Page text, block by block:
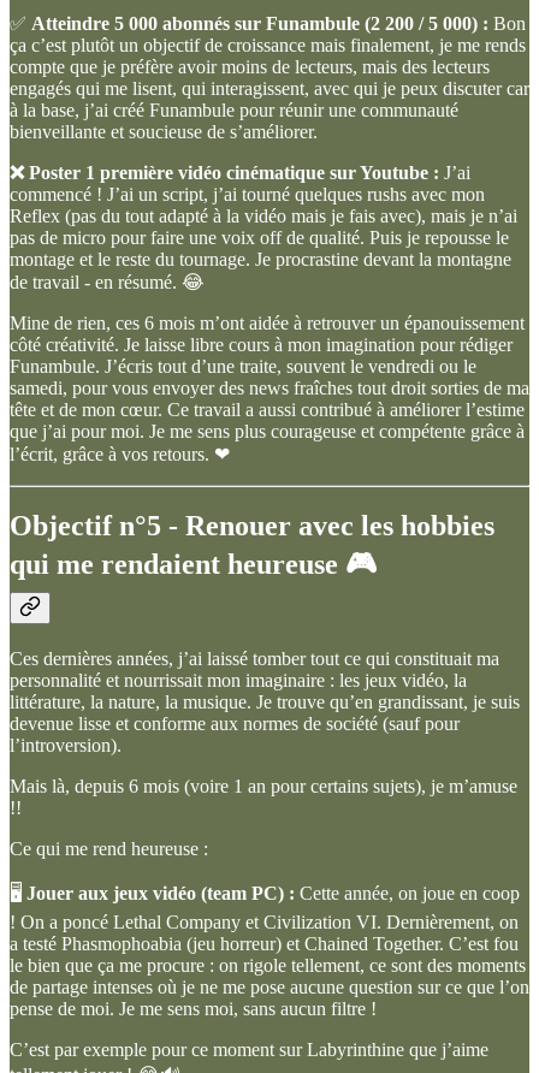
✅ Atteindre 5 000 abonnés sur Funambule (2 200 / 5 000) : Bon
ça c’est plutôt un objectif de croissance mais finalement, je me rends
compte que je préfère avoir moins de lecteurs, mais des lecteurs
engagés qui me lisent, qui interagissent, avec qui je peux discuter car
à la base, j’ai créé Funambule pour réunir une communauté
bienveillante et soucieuse de s’améliorer.
❌ Poster 1 première vidéo cinématique sur Youtube : J’ai
commencé ! J’ai un script, j’ai tourné quelques rushs avec mon
Reflex (pas du tout adapté à la vidéo mais je fais avec), mais je n’ai
pas de micro pour faire une voix off de qualité. Puis je repousse le
montage et le reste du tournage. Je procrastine devant la montagne
de travail - en résumé. 😂
Mine de rien, ces 6 mois m’ont aidée à retrouver un épanouissement
côté créativité. Je laisse libre cours à mon imagination pour rédiger
Funambule. J’écris tout d’une traite, souvent le vendredi ou le
samedi, pour vous envoyer des news fraîches tout droit sorties de ma
tête et de mon cœur. Ce travail a aussi contribué à améliorer l’estime
que j’ai pour moi. Je me sens plus courageuse et compétente grâce à
l’écrit, grâce à vos retours. ❤
Objectif n°5 - Renouer avec les hobbies
qui me rendaient heureuse 🎮
Ces dernières années, j’ai laissé tomber tout ce qui constituait ma
personnalité et nourrissait mon imaginaire : les jeux vidéo, la
littérature, la nature, la musique. Je trouve qu’en grandissant, je suis
devenue lisse et conforme aux normes de société (sauf pour
l’introversion).
Mais là, depuis 6 mois (voire 1 an pour certains sujets), je m’amuse
!!
Ce qui me rend heureuse :
🖥 Jouer aux jeux vidéo (team PC) : Cette année, on joue en coop
! On a poncé Lethal Company et Civilization VI. Dernièrement, on
a testé Phasmophoabia (jeu horreur) et Chained Together. C’est fou
le bien que ça me procure : on rigole tellement, ce sont des moments
de partage intenses où je ne me pose aucune question sur ce que l’on
pense de moi. Je me sens moi, sans aucun filtre !
C’est par exemple pour ce moment sur Labyrinthine que j’aime